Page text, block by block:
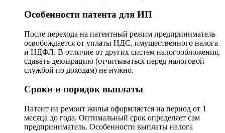
Особенности патента для ИП
После перехода на патентный режим предприниматель
освобождается от уплаты НДС, имущественного налога
и НДФЛ. В отличие от других систем налогообложения,
сдавать декларацию (отчитываться перед налоговой
службой по доходам) не нужно.
Сроки и порядок выплаты
Патент на ремонт жилья оформляется на период от 1
месяца до года. Оптимальный срок определяет сам
предприниматель. Особенности выплаты налога